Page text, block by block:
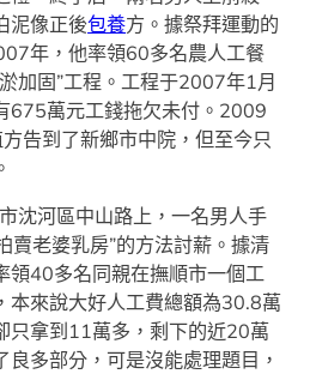
泥像正後包養方。據祭拜運動的
年，他率領60多名農人工餐
加固”工程。工程于2007年1月
675萬元工錢拖欠未付。2009
告到了新鄉市中院，但至今只
沈河區中山路上，一名男人手
賣老婆乳房”的方法討薪。據清
領40多名同親在撫順市一個工
本來說大好人工費總額為30.8萬
只拿到11萬多，剩下的近20萬
多部分，可是沒能處理題目，